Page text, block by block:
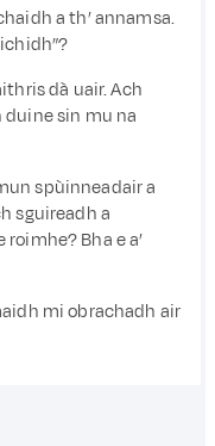
a th’ annamsa.
dà uair. Ach
duine sin mu na
spùinneadair a
sguireadh a
Bha e a’
mi obrachadh air